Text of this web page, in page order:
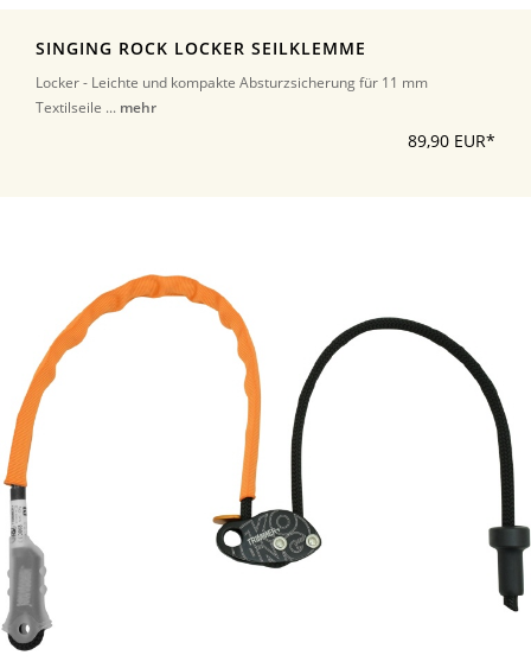
SINGING ROCK LOCKER SEILKLEMME
Locker - Leichte und kompakte Absturzsicherung für 11 mm
Textilseile ... mehr
89,90 EUR*